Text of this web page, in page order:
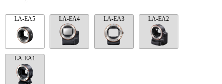
LA-EA5 LA-EA4 LA-EA3 LA-EA2
LA-EA1